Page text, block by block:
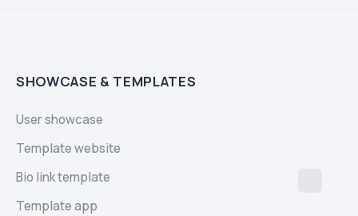
SHOWCASE & TEMPLATES
User showcase
Template website
Bio link template
Template app